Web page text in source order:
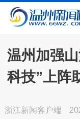
温州加强
科技”上阵
浙江新闻客户端